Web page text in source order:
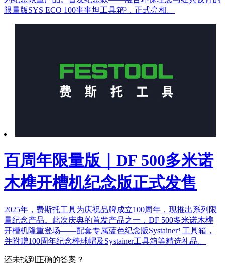
限量版SYS ECO 100事事坦工具箱³，正式亮相。
百周年限量版｜DF 500多米诺
木榫开槽机纪念版正式发售
2025年，费斯托工具为庆祝品牌成立100周年，现推出系列限
量纪念产品。此次庆典的首发产品之一，DF 500多米诺木榫
开槽机隆重登场——配套专属蓝色纪念版Systainer³ 工具箱，
并附赠100周年纪念棒球帽及Systainer工具箱等精选礼品。
还未找到正确的答案？